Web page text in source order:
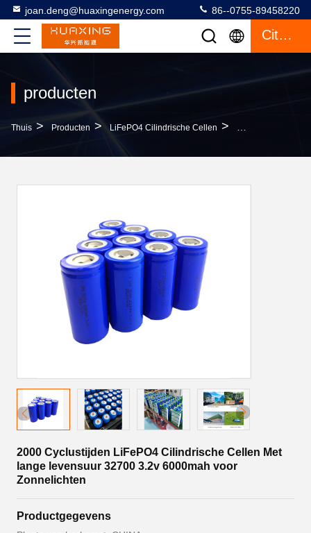
joan.deng@huaxingenergy.com 86--0755-89458220
Citaat
producten
Thuis > Producten > LiFePO4 Cilindrische Cellen > 2000 Cyclustijden
2000 Cyclustijden LiFePO4 Cilindrische Cellen Met
lange levensuur 32700 3.2v 6000mah voor
Zonnelichten
Productgegevens